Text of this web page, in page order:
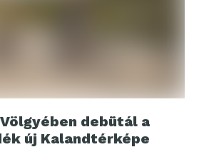
debütál a
új Kalandtérképe